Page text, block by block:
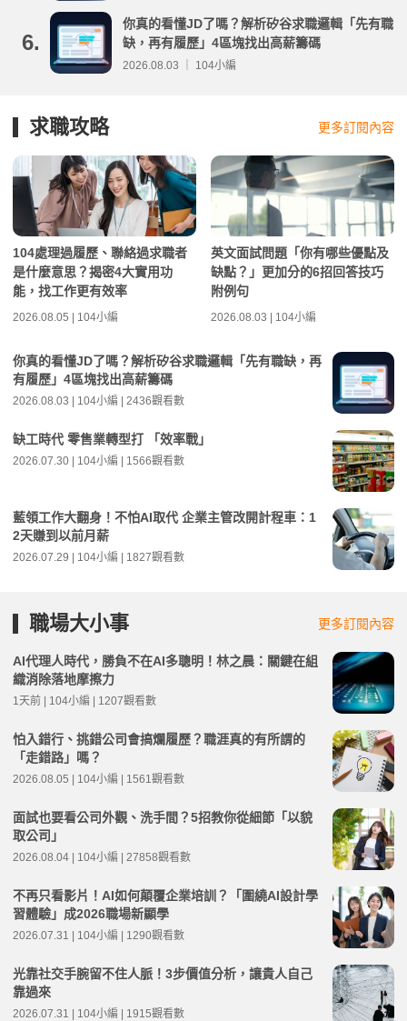
6.
你真的看懂JD了嗎？解析矽谷求職邏輯「先有職
缺，再有履歷」4區塊找出高薪籌碼
2026.08.03 ｜ 104小編
求職攻略 更多訂閱內容
104處理過履歷、聯絡過求職者
是什麼意思？揭密4大實用功
能，找工作更有效率
2026.08.05 | 104小編
英文面試問題「你有哪些優點及
缺點？」更加分的6招回答技巧
附例句
2026.08.03 | 104小編
你真的看懂JD了嗎？解析矽谷求職邏輯「先有職缺，再
有履歷」4區塊找出高薪籌碼
2026.08.03 | 104小編 | 2436觀看數
缺工時代 零售業轉型打 「效率戰」
2026.07.30 | 104小編 | 1566觀看數
藍領工作大翻身！不怕AI取代 企業主管改開計程車：1
2天賺到以前月薪
2026.07.29 | 104小編 | 1827觀看數
職場大小事 更多訂閱內容
AI代理人時代，勝負不在AI多聰明！林之晨：關鍵在組
織消除落地摩擦力
1天前 | 104小編 | 1207觀看數
怕入錯行、挑錯公司會搞爛履歷？職涯真的有所謂的
「走錯路」嗎？
2026.08.05 | 104小編 | 1561觀看數
面試也要看公司外觀、洗手間？5招教你從細節「以貌
取公司」
2026.08.04 | 104小編 | 27858觀看數
不再只看影片！AI如何顛覆企業培訓？「圍繞AI設計學
習體驗」成2026職場新顯學
2026.07.31 | 104小編 | 1290觀看數
光靠社交手腕留不住人脈！3步價值分析，讓貴人自己
靠過來
2026.07.31 | 104小編 | 1915觀看數